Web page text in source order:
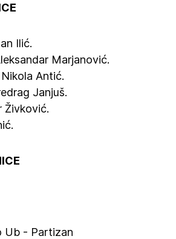
Ilić.
Marjanović.
Antić.
Janjuš.
Živković.
Ub - Partizan